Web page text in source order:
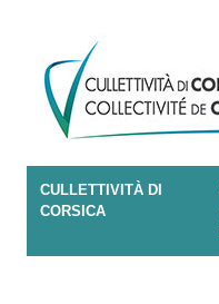
CULLETTIVITÀ DI
CORSICA